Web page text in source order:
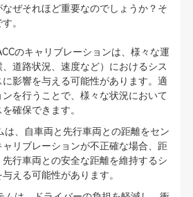
ぜそれほど重要なのでしょうか？そ
。
のキャリブレーションは、様々な運
道路状況、速度など）におけるシス
影響を与える可能性があります。適
を行うことで、様々な状況において
確保できます。
、自車両と先行車両との距離をセン
リブレーションが不正確な場合、距
行車両との安全な距離を維持するシ
える可能性があります。